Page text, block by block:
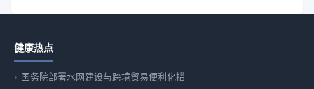
健康热点
国务院部署水网建设与跨境贸易便利化措